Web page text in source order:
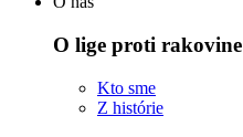
O lige proti rakovine
Kto sme
Z histórie